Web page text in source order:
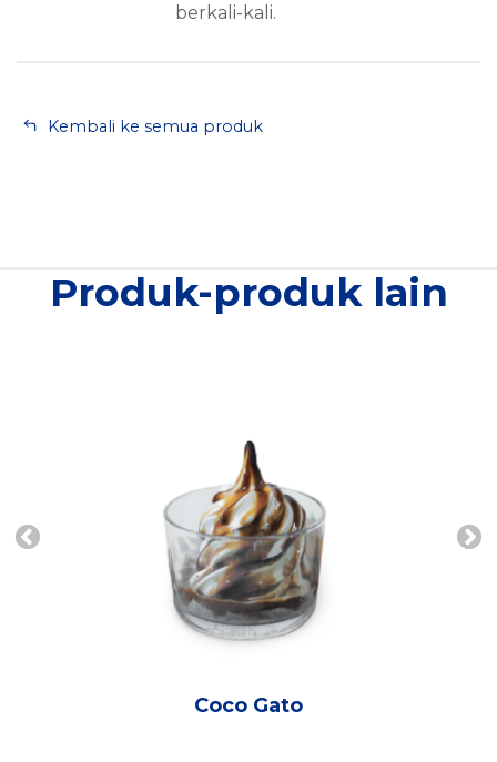
berkali-kali.
Kembali ke semua produk
Produk-produk lain
Coco Gato